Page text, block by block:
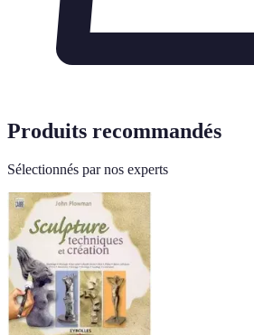
Produits recommandés
Sélectionnés par nos experts